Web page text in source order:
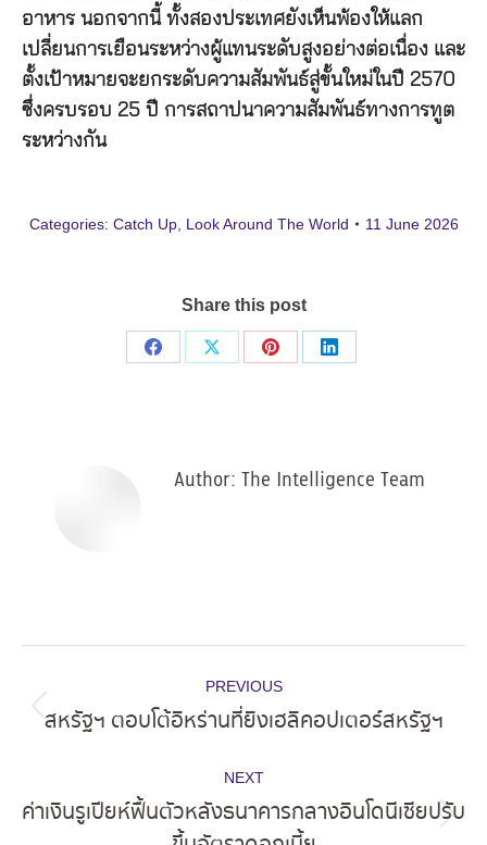
อาหาร นอกจากนี้ ทั้งสองประเทศยังเห็นพ้องให้แลก
เปลี่ยนการเยือนระหว่างผู้แทนระดับสูงอย่างต่อเนื่อง และ
ตั้งเป้าหมายจะยกระดับความสัมพันธ์สู่ขั้นใหม่ในปี 2570
ซึ่งครบรอบ 25 ปี การสถาปนาความสัมพันธ์ทางการทูต
ระหว่างกัน
Categories: Catch Up, Look Around The World 11 June 2026
Share this post
Share
Share
Share
Share
Author: The Intelligence Team
navigation
PREVIOUS
Previous
สหรัฐฯ ตอบโต้อิหร่านที่ยิงเฮลิคอปเตอร์สหรัฐฯ
NEXT
ค่าเงินรูเปียห์ฟื้นตัวหลังธนาคารกลางอินโดนีเซียปรับ